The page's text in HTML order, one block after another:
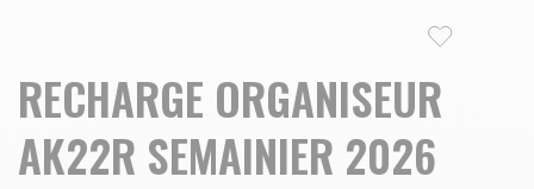
RECHARGE ORGANISEUR
AK22R SEMAINIER 2026